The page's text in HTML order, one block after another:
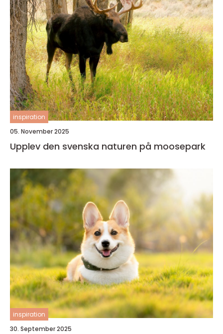
inspiration
05. November 2025
Upplev den svenska naturen på moosepark
inspiration
30. September 2025